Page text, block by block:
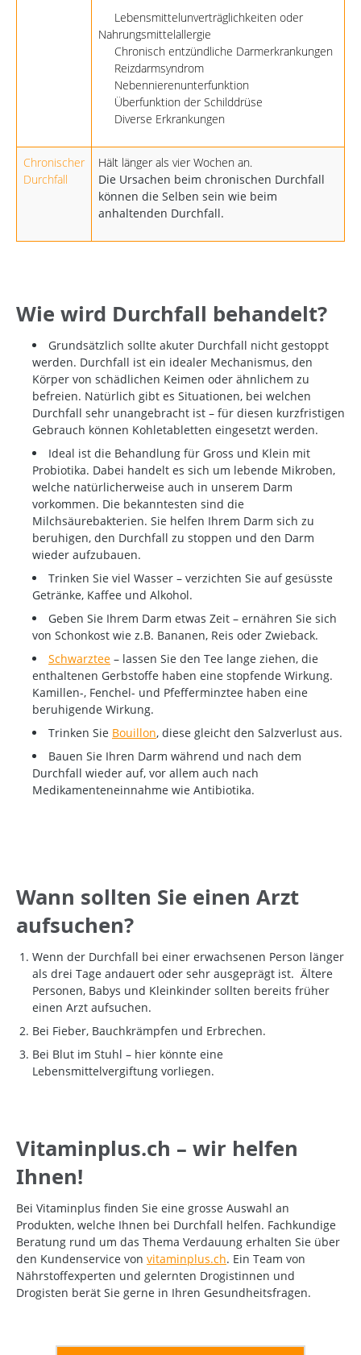
Lebensmittelunverträglichkeiten oder
Nahrungsmittelallergie
Chronisch entzündliche Darmerkrankungen
Reizdarmsyndrom
Nebennierenunterfunktion
Überfunktion der Schilddrüse
Diverse Erkrankungen
Chronischer
Durchfall
Hält länger als vier Wochen an.
Die Ursachen beim chronischen Durchfall
können die Selben sein wie beim
anhaltenden Durchfall.
Wie wird Durchfall behandelt?
Grundsätzlich sollte akuter Durchfall nicht gestoppt
werden. Durchfall ist ein idealer Mechanismus, den
Körper von schädlichen Keimen oder ähnlichem zu
befreien. Natürlich gibt es Situationen, bei welchen
Durchfall sehr unangebracht ist – für diesen kurzfristigen
Gebrauch können Kohletabletten eingesetzt werden.
Ideal ist die Behandlung für Gross und Klein mit
Probiotika. Dabei handelt es sich um lebende Mikroben,
welche natürlicherweise auch in unserem Darm
vorkommen. Die bekanntesten sind die
Milchsäurebakterien. Sie helfen Ihrem Darm sich zu
beruhigen, den Durchfall zu stoppen und den Darm
wieder aufzubauen.
Trinken Sie viel Wasser – verzichten Sie auf gesüsste
Getränke, Kaffee und Alkohol.
Geben Sie Ihrem Darm etwas Zeit – ernähren Sie sich
von Schonkost wie z.B. Bananen, Reis oder Zwieback.
Schwarztee – lassen Sie den Tee lange ziehen, die
enthaltenen Gerbstoffe haben eine stopfende Wirkung.
Kamillen-, Fenchel- und Pfefferminztee haben eine
beruhigende Wirkung.
Trinken Sie Bouillon, diese gleicht den Salzverlust aus.
Bauen Sie Ihren Darm während und nach dem
Durchfall wieder auf, vor allem auch nach
Medikamenteneinnahme wie Antibiotika.
Wann sollten Sie einen Arzt
aufsuchen?
Wenn der Durchfall bei einer erwachsenen Person länger
als drei Tage andauert oder sehr ausgeprägt ist. Ältere
Personen, Babys und Kleinkinder sollten bereits früher
einen Arzt aufsuchen.
Bei Fieber, Bauchkrämpfen und Erbrechen.
Bei Blut im Stuhl – hier könnte eine
Lebensmittelvergiftung vorliegen.
Vitaminplus.ch – wir helfen
Ihnen!
Bei Vitaminplus finden Sie eine grosse Auswahl an
Produkten, welche Ihnen bei Durchfall helfen. Fachkundige
Beratung rund um das Thema Verdauung erhalten Sie über
den Kundenservice von vitaminplus.ch. Ein Team von
Nährstoffexperten und gelernten Drogistinnen und
Drogisten berät Sie gerne in Ihren Gesundheitsfragen.